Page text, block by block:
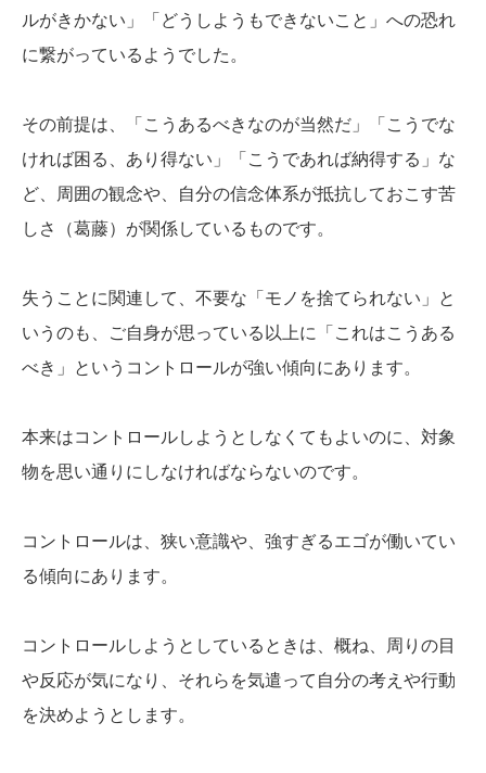
ルがきかない」「どうしようもできないこと」への恐れ
に繋がっているようでした。
その前提は、「こうあるべきなのが当然だ」「こうでな
ければ困る、あり得ない」「こうであれば納得する」な
ど、周囲の観念や、自分の信念体系が抵抗しておこす苦
しさ（葛藤）が関係しているものです。
失うことに関連して、不要な「モノを捨てられない」と
いうのも、ご自身が思っている以上に「これはこうある
べき」というコントロールが強い傾向にあります。
本来はコントロールしようとしなくてもよいのに、対象
物を思い通りにしなければならないのです。
コントロールは、狭い意識や、強すぎるエゴが働いてい
る傾向にあります。
コントロールしようとしているときは、概ね、周りの目
や反応が気になり、それらを気遣って自分の考えや行動
を決めようとします。